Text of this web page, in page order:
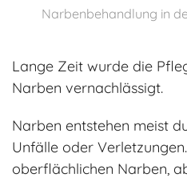
Narbenbehandlung in
Lange Zeit wurde die
Narben vernachlässigt.
Narben entstehen meist
Unfälle oder
oberflächlichen Narben,